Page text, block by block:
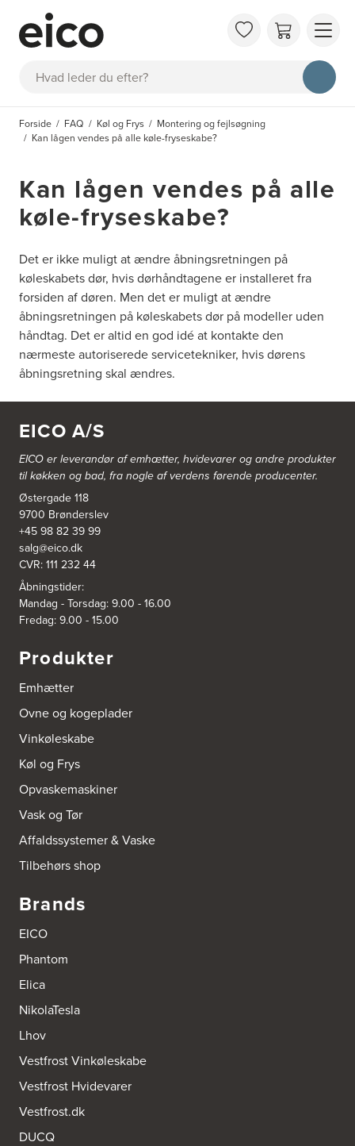
Søg
OM
FAQ
Forside FAQ Køl og Frys
Montering og fejlsøgning
Kan lågen vendes på alle køle-fryseskabe?
Kan lågen vendes på alle
køle-fryseskabe?
Det er ikke muligt at ændre åbningsretningen på
køleskabets dør, hvis dørhåndtagene er installeret fra
forsiden af døren. Men det er muligt at ændre
åbningsretningen på køleskabets dør på modeller uden
håndtag. Det er altid en god idé at kontakte den
nærmeste autoriserede servicetekniker, hvis dørens
åbningsretning skal ændres.
EICO A/S
EICO er leverandør af emhætter, hvidevarer ogandre produkter
til køkken og bad, fra nogle af verdens førende producenter.
Østergade 118
9700 Brønderslev
+45 98 82 39 99
salg@eico.dk
CVR: 111 232 44
Åbningstider:
Mandag - Torsdag: 9.00 - 16.00
Fredag: 9.00 - 15.00
Produkter
Emhætter
Ovne og kogeplader
Vinkøleskabe
Køl og Frys
Opvaskemaskiner
Vask og Tør
Affaldssystemer & Vaske
Tilbehørs shop
Brands
EICO
Phantom
Elica
NikolaTesla
Lhov
Vestfrost Vinkøleskabe
Vestfrost Hvidevarer
Vestfrost.dk
DUCQ